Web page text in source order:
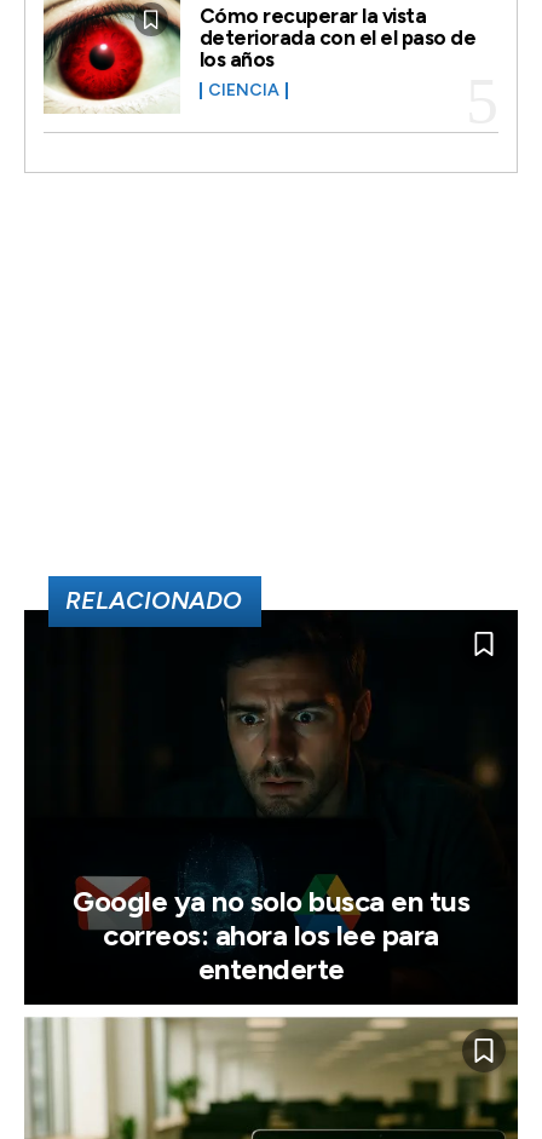
Cómo recuperar la vista
deteriorada con el el paso de
los años
CIENCIA
RELACIONADO
Google ya no solo busca en tus
correos: ahora los lee para
entenderte